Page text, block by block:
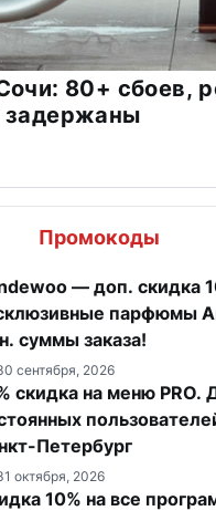
80+ сбоев,
задержаны
Промокоды
— доп. скидка
парфюмы
суммы заказа!
сентября, 2026
скидка на меню PRO.
Петербург
октября, 2026
10% на все